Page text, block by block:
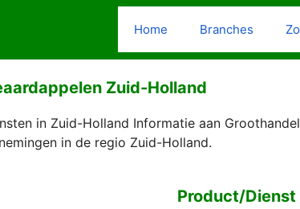
Home Branches
Zuid-Holland
in Zuid-Holland Informatie aan
in de regio Zuid-Holland.
Product/Dienst